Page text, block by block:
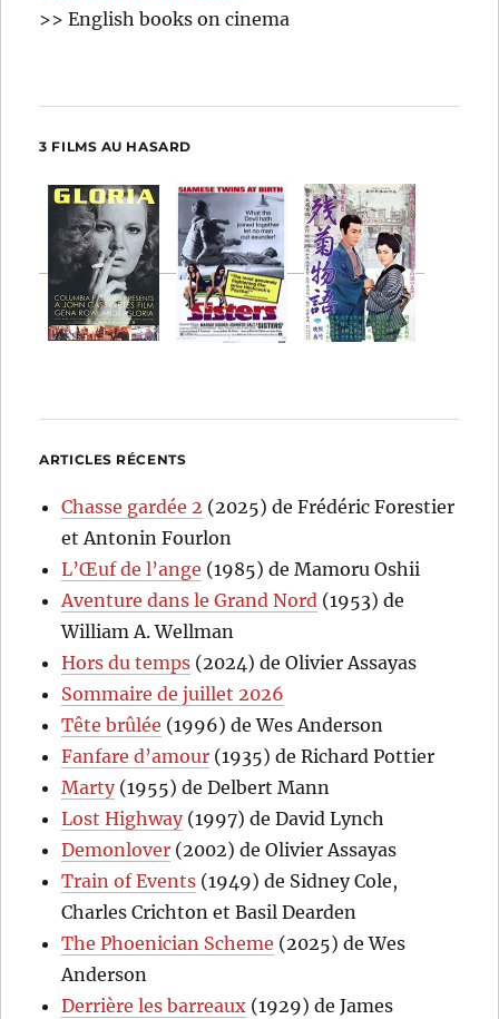
>> English books on cinema
3 FILMS AU HASARD
ARTICLES RÉCENTS
Chasse gardée 2 (2025) de Frédéric Forestier
et Antonin Fourlon
L’Œuf de l’ange (1985) de Mamoru Oshii
Aventure dans le Grand Nord (1953) de
William A. Wellman
Hors du temps (2024) de Olivier Assayas
Sommaire de juillet 2026
Tête brûlée (1996) de Wes Anderson
Fanfare d’amour (1935) de Richard Pottier
Marty(1955) de Delbert Mann
Lost Highway(1997) de David Lynch
Demonlover (2002) de Olivier Assayas
Train of Events (1949) de Sidney Cole,
Charles Crichton et Basil Dearden
The Phoenician Scheme (2025) de Wes
Anderson
Derrière les barreaux (1929) de James